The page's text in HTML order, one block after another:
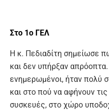
Στο 1ο ΓΕΛ
Η κ. Πεδιαδίτη σημείωσε
και δεν υπήρξαν
ενημερωμένοι, ήταν πολύ
και στο πού να αφήνουν
συσκευές, στο χώρο